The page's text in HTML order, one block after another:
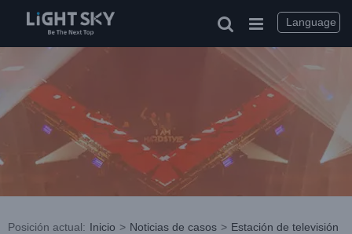
Posición actual: Inicio > Noticias de casos > Estación de televisión
Language